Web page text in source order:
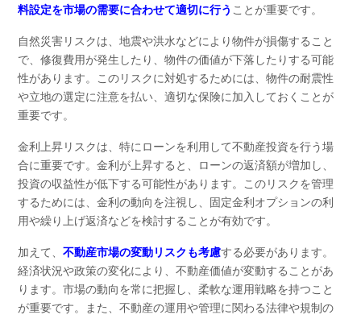
料設定を市場の需要に合わせて適切に行う ことが重要です。
自然災害リスクは、地震や洪水などにより物件が損傷すること
で、修復費用が発生したり、物件の価値が下落したりする可能
性があります。このリスクに対処するためには、物件の耐震性
や立地の選定に注意を払い、適切な保険に加入しておくことが
重要です。
金利上昇リスクは、特にローンを利用して不動産投資を行う場
合に重要です。金利が上昇すると、ローンの返済額が増加し、
投資の収益性が低下する可能性があります。このリスクを管理
するためには、金利の動向を注視し、固定金利オプションの利
用や繰り上げ返済などを検討することが有効です。
加えて、 不動産市場の変動リスクも考慮する必要があります。
経済状況や政策の変化により、不動産価値が変動することがあ
ります。市場の動向を常に把握し、柔軟な運用戦略を持つこと
が重要です。また、不動産の運用や管理に関わる法律や規制の